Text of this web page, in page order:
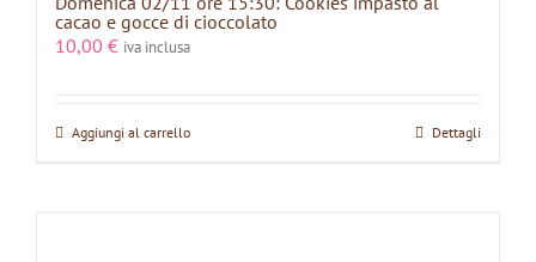
cacao e gocce di cioccolato
10,00 € iva inclusa
Aggiungi al carrello Dettagli